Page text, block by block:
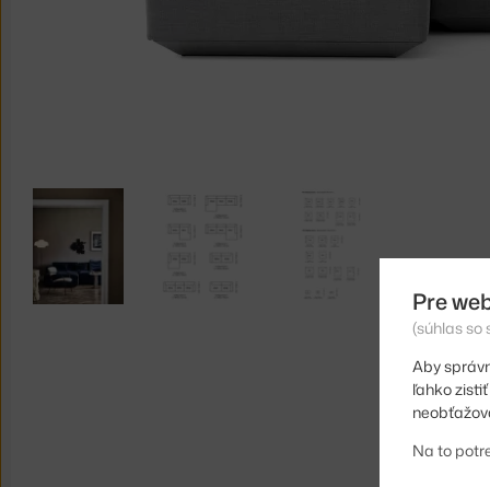
Pre
(súhlas so
Aby
ľahko
Na to